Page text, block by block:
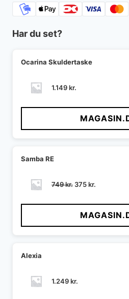
Har du set?
Ocarina Skuldertaske
1.149kr.
Samba RE
749kr. Den
pris
var:
749 kr..
375kr.
pris
er:
375 kr..
Alexia
1.249kr.